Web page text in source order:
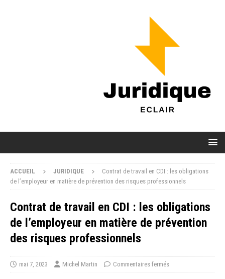
ACCUEIL JURIDIQUE
Contrat de travail en CDI : les obligations
de l’employeur en matière de prévention des risques professionnels
Contrat de travail en CDI : les obligations
de l’employeur en matière de prévention
des risques professionnels
mai 7, 2023 Michel Martin Commentaires fermés